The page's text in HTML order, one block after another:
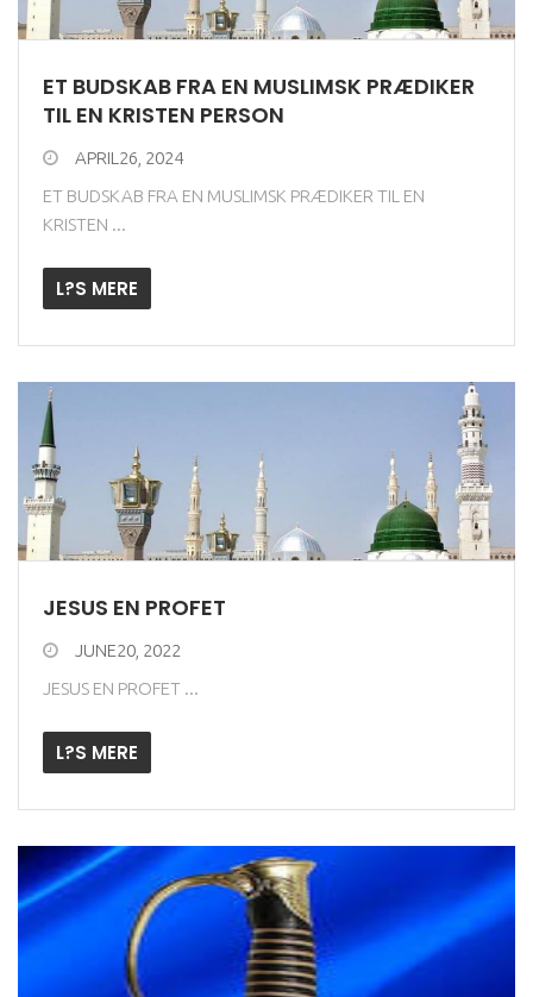
ET BUDSKAB FRA EN MUSLIMSK PRÆDIKER
TIL EN KRISTEN PERSON
APRIL26, 2024
ET BUDSKAB FRA EN MUSLIMSK PRÆDIKER TIL EN
KRISTEN ...
L?S MERE
JESUS EN PROFET
JUNE20, 2022
JESUS EN PROFET ...
L?S MERE